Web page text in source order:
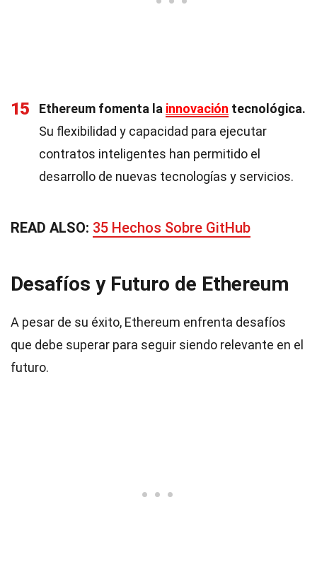
15 Ethereum fomenta la innovación tecnológica.
Su flexibilidad y capacidad para ejecutar
contratos inteligentes han permitido el
desarrollo de nuevas tecnologías y servicios.
READ ALSO: 35 Hechos Sobre GitHub
Desafíos y Futuro de Ethereum
A pesar de su éxito, Ethereum enfrenta desafíos
que debe superar para seguir siendo relevante en el
futuro.